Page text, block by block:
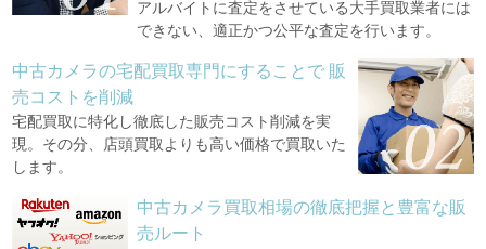
アルバイトに査定をさせている大手買取業者には
できない、適正かつ公平な査定を行います。
中古カメラの宅配買取専門にすることで 販
売コストを削減
宅配買取に特化し徹底した販売コスト削減を実
現。その分、店頭買取よりも高い価格で買取いた
します。
中古カメラ買取相場の徹底把握と豊富な販
売ルート